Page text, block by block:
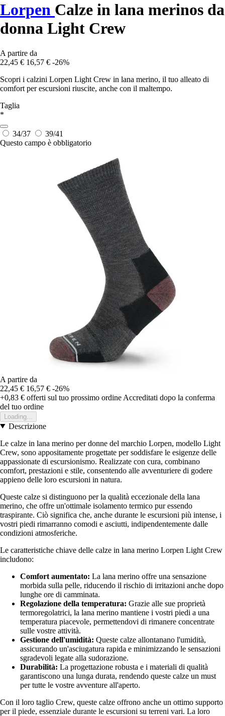
Lorpen Calze in lana merinos da
donna Light Crew
A partire da
22,45 € 16,57 € -26%
Scopri i calzini Lorpen Light Crew in lana merino, il tuo alleato di
comfort per escursioni riuscite, anche con il maltempo.
Taglia
*
34/37
39/41
Questo campo è obbligatorio
A partire da
22,45 € 16,57 € -26%
+0,83 € offerti sul tuo prossimo ordine Accreditati dopo la conferma
del tuo ordine
Loading...
Descrizione
Le calze in lana merino per donne del marchio Lorpen, modello Light
Crew, sono appositamente progettate per soddisfare le esigenze delle
appassionate di escursionismo. Realizzate con cura, combinano
comfort, prestazioni e stile, consentendo alle avventuriere di godere
appieno delle loro escursioni in natura.
Queste calze si distinguono per la qualità eccezionale della lana
merino, che offre un'ottimale isolamento termico pur essendo
traspirante. Ciò significa che, anche durante le escursioni più intense, i
vostri piedi rimarranno comodi e asciutti, indipendentemente dalle
condizioni atmosferiche.
Le caratteristiche chiave delle calze in lana merino Lorpen Light Crew
includono:
Comfort aumentato: La lana merino offre una sensazione
morbida sulla pelle, riducendo il rischio di irritazioni anche dopo
lunghe ore di camminata.
Regolazione della temperatura: Grazie alle sue proprietà
termoregolatrici, la lana merino mantiene i vostri piedi a una
temperatura piacevole, permettendovi di rimanere concentrate
sulle vostre attività.
Gestione dell'umidità: Queste calze allontanano l'umidità,
assicurando un'asciugatura rapida e minimizzando le sensazioni
sgradevoli legate alla sudorazione.
Durabilità: La progettazione robusta e i materiali di qualità
garantiscono una lunga durata, rendendo queste calze un must
per tutte le vostre avventure all'aperto.
Con il loro taglio Crew, queste calze offrono anche un ottimo supporto
per il piede, essenziale durante le escursioni su terreni vari. La loro